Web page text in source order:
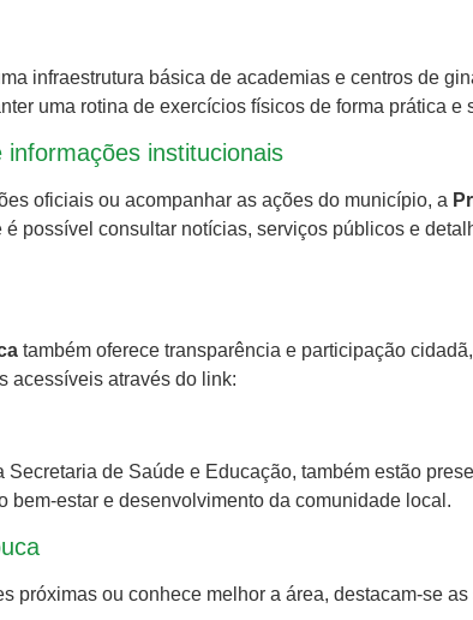
infraestrutura básica de academias e centros de
uma rotina de exercícios físicos de forma prática e
institucionais
oficiais ou acompanhar as ações do município, a
possível consultar notícias, serviços públicos e
também oferece transparência e participação
acessíveis através do link:
de Saúde e Educação, também estão
bem-estar e desenvolvimento da comunidade local.
próximas ou conhece melhor a área, destacam-se